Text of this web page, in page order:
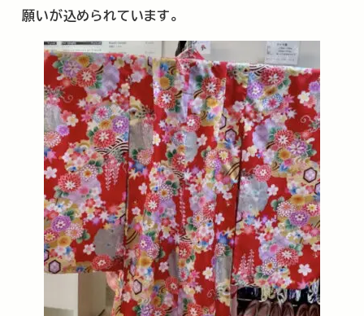
願いが込められています。